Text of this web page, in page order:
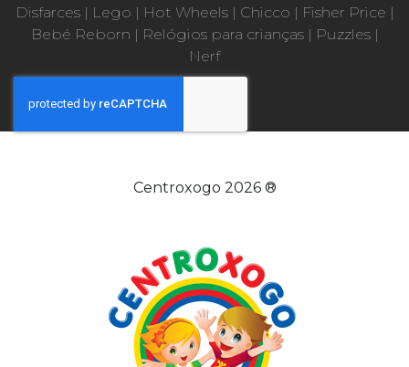
Disfarces| Lego | Hot Wheels| Chicco | Fisher Price |
Bebé Reborn | Relógios para crianças| Puzzles|
Nerf
Centroxogo 2026 ®